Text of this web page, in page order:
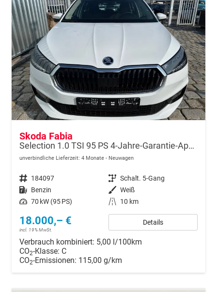
Skoda Fabia
Selection 1.0 TSI 95 PS 4-Jahre-Garantie-AppleCarPlay-AndroidAuto-LED-PDC-Sitzheizung-DAB-Klima
unverbindliche Lieferzeit: 4 Monate Neuwagen
Fahrzeugnr. 184097 Getriebe Schalt. 5-Gang
Kraftstoff Benzin Außenfarbe Weiß
Leistung 70 kW (95 PS) Kilometerstand 10 km
18.000,– €
incl. 19% MwSt.
Details
Verbrauch kombiniert: 5,00 l/100km
CO2-Klasse: C
CO2-Emissionen: 115,00 g/km